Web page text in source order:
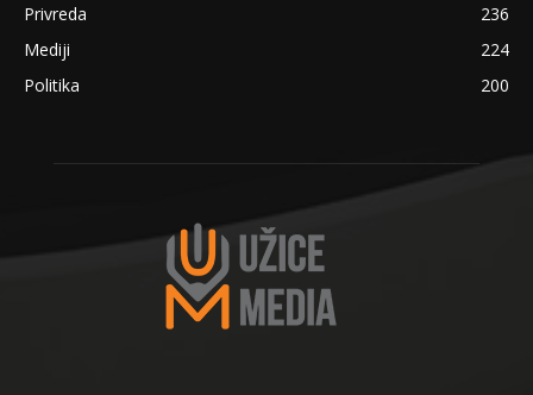
Privreda
236
Mediji
224
Politika
200